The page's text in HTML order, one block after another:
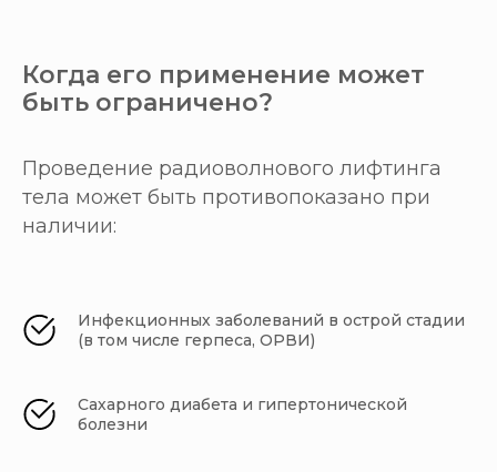
Когда его применение может
быть ограничено?
Проведение радиоволнового лифтинга
тела может быть противопоказано при
наличии:
Инфекционных заболеваний в острой стадии
(в том числе герпеса, ОРВИ)
Сахарного диабета и гипертонической
болезни